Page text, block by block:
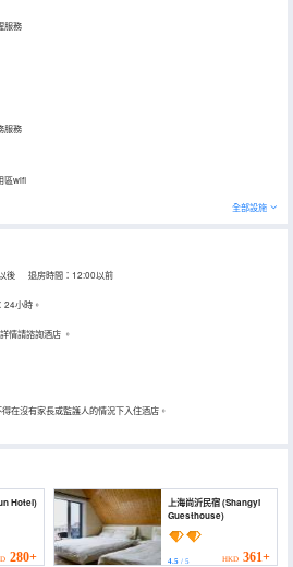
服務
服務
區wifi
全部設施
後 退房時間：12:00以前
24小時。
情請諮詢酒店 。
在沒有家長或監護人的情況下入住酒店。
Hotel)
280+
上海尚沂民宿 (Shangyi
Guesthouse)
4.5/ 5 HKD 361+